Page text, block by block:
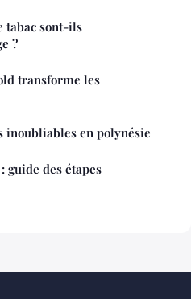
tabac sont-ils
?
transforme les
inoubliables en polynésie
guide des étapes